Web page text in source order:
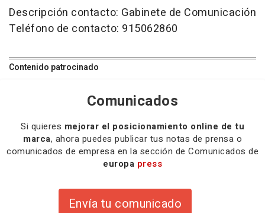
Descripción contacto: Gabinete de Comunicación
Teléfono de contacto: 915062860
Contenido patrocinado
Comunicados
Si quieres mejorar el posicionamiento online de tu
marca, ahora puedes publicar tus notas de prensa o
comunicados de empresa en la sección de Comunicados de
europa press
Envía tu comunicado